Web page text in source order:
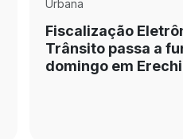
Urbana
Fiscalização
Trânsito passa a
domingo em